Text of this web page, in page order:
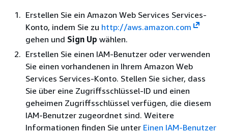
Erstellen Sie ein Amazon Web Services Services-
Konto, indem Sie zu http://aws.amazon.com
gehen und Sign Up wählen.
Erstellen Sie einen IAM-Benutzer oder verwenden
Sie einen vorhandenen in Ihrem Amazon Web
Services Services-Konto. Stellen Sie sicher, dass
Sie über eine Zugriffsschlüssel-ID und einen
geheimen Zugriffsschlüssel verfügen, die diesem
IAM-Benutzer zugeordnet sind. Weitere
Informationen finden Sie unter Einen IAM-Benutzer